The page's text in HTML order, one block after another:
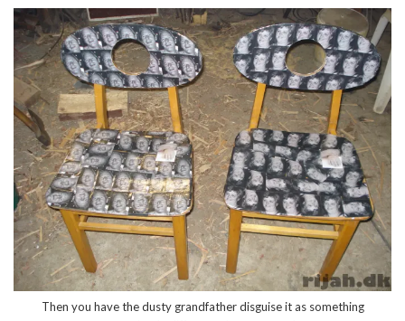
Then you have the dusty grandfather disguise it as something